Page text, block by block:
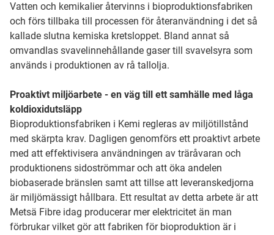
Vatten och kemikalier återvinns i bioproduktionsfabriken
och förs tillbaka till processen för återanvändning i det så
kallade slutna kemiska kretsloppet. Bland annat så
omvandlas svavelinnehållande gaser till svavelsyra som
används i produktionen av rå tallolja.
Proaktivt miljöarbete - en väg till ett samhälle med låga
koldioxidutsläpp
Bioproduktionsfabriken i Kemi regleras av miljötillstånd
med skärpta krav. Dagligen genomförs ett proaktivt arbete
med att effektivisera användningen av träråvaran och
produktionens sidoströmmar och att öka andelen
biobaserade bränslen samt att tillse att leveranskedjorna
är miljömässigt hållbara. Ett resultat av detta arbete är att
Metsä Fibre idag producerar mer elektricitet än man
förbrukar vilket gör att fabriken för bioproduktion är i